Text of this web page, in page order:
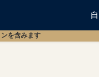
を含みます